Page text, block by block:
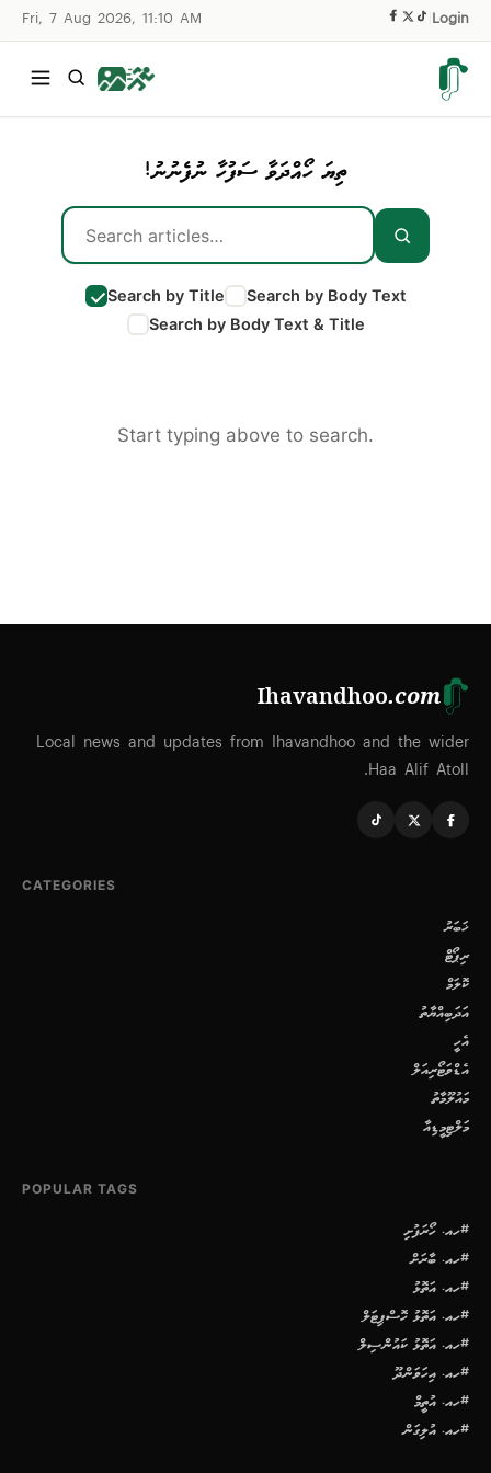
Fri, 7 Aug 2026, 11:10 AM Login
ތިޔަ ހޯއްދަވާ ސަފުހާ ނުފެނުނު!
Search by Title
Search by Body Text
Search by Body Text & Title
Start typing above to search.
Ihavandhoo.com
Local news and updates from Ihavandhoo and the wider
Haa Alif Atoll.
CATEGORIES
ޚަބަރު
ރިޕޯޓް
ކޮލަމް
އަދަބިއްޔާތު
އެހީ
އެޑްވަޓޯރިއަލް
މައުލޫމާތު
މަލްޓިމީޑިއާ
POPULAR TAGS
#ހއ. ހޯރަފުށި
#ހއ. ބާރަށް
#ހއ. އަތޮޅު
#ހއ. އަތޮޅު ހޮސްޕިޓަލް
#ހއ. އަތޮޅު ކައުންސިލް
#ހއ. އިހަވަންދޫ
#ހއ. އުތީމް
#ހއ. އުލިގަން